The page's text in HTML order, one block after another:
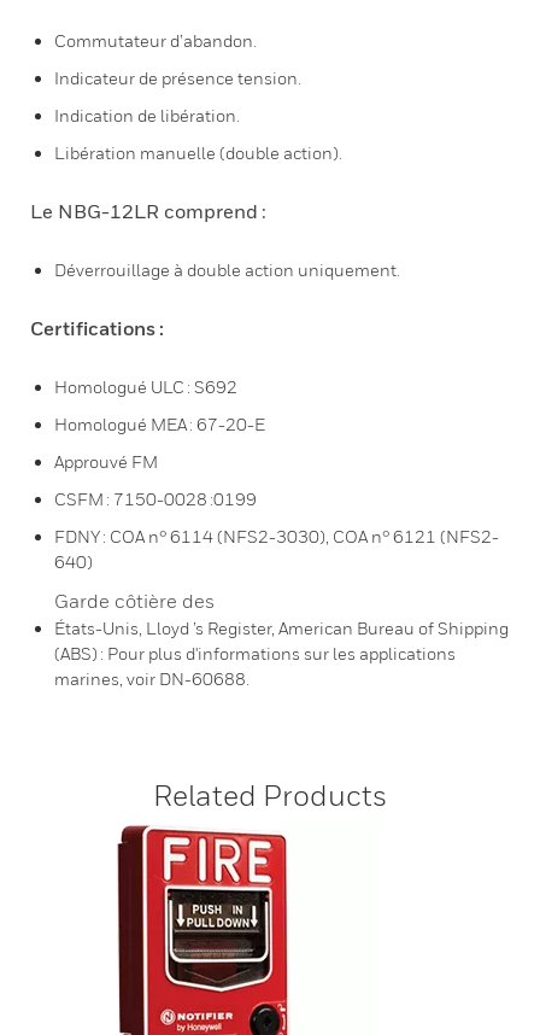
Commutateur d’abandon.
Indicateur de présence tension.
Indication de libération.
Libération manuelle (double action).
Le NBG-12LR comprend :
Déverrouillage à double action uniquement.
Certifications :
Homologué ULC : S692
Homologué MEA : 67-20-E
Approuvé FM
CSFM : 7150-0028 :0199
FDNY : COA n° 6114 (NFS2-3030), COA n° 6121 (NFS2-
640)
Garde côtière des
États-Unis, Lloyd ’s Register, American Bureau of Shipping
(ABS) : Pour plus d'informations sur les applications
marines, voir DN-60688.
Related Products